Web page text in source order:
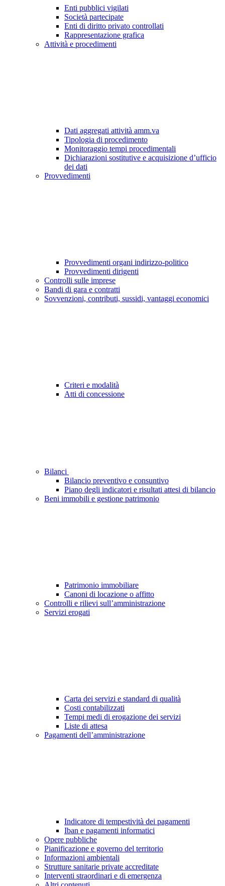
Enti pubblici vigilati
Società partecipate
Enti di diritto privato controllati
Rappresentazione grafica
Attività e procedimenti
Dati aggregati attività amm.va
Tipologia di procedimento
Monitoraggio tempi procedimentali
Dichiarazioni sostitutive e acquisizione d’ufficio
dei dati
Provvedimenti
Provvedimenti organi indirizzo-politico
Provvedimenti dirigenti
Controlli sulle imprese
Bandi di gara e contratti
Sovvenzioni, contributi, sussidi, vantaggi economici
Criteri e modalità
Atti di concessione
Bilanci
Bilancio preventivo e consuntivo
Piano degli indicatori e risultati attesi di bilancio
Beni immobili e gestione patrimonio
Patrimonio immobiliare
Canoni di locazione o affitto
Controlli e rilievi sull’amministrazione
Servizi erogati
Carta dei servizi e standard di qualità
Costi contabilizzati
Tempi medi di erogazione dei servizi
Liste di attesa
Pagamenti dell’amministrazione
Indicatore di tempestività dei pagamenti
Iban e pagamenti informatici
Opere pubbliche
Pianificazione e governo del territorio
Informazioni ambientali
Strutture sanitarie private accreditate
Interventi straordinari e di emergenza